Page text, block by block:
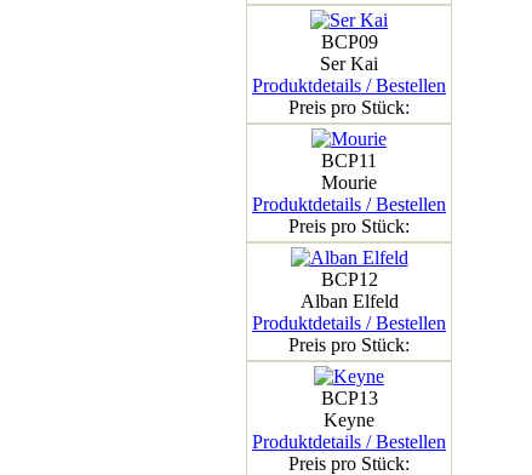
BCP09
Ser Kai
Produktdetails / Bestellen
Preis pro Stück:
BCP11
Mourie
Produktdetails / Bestellen
Preis pro Stück:
BCP12
Alban Elfeld
Produktdetails / Bestellen
Preis pro Stück:
BCP13
Keyne
Produktdetails / Bestellen
Preis pro Stück: